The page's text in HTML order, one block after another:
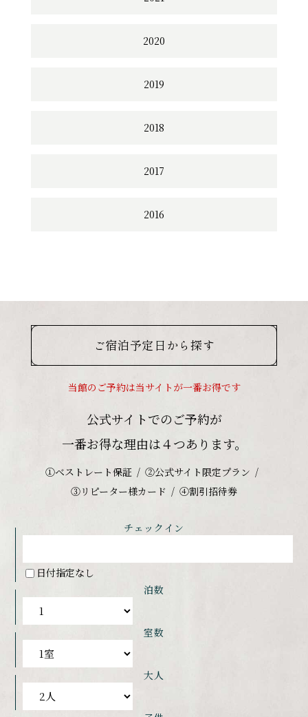
2020
2019
2018
2017
2016
ご宿泊予定日から探す
当館のご予約は当サイトが一番お得です
公式サイトでのご予約が
一番お得な理由は４つあります。
①ベストレート保証
②公式サイト限定プラン
③リピーター様カード
④割引招待券
チェックイン
日付指定なし
泊数
室数
大人